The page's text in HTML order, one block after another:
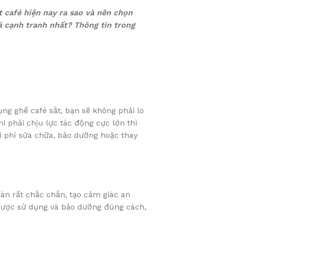
hiện nay ra sao và nên chọn
cạnh tranh nhất? Thông tin trong
ghế café sắt, bạn sẽ không phải lo
phải chịu lực tác động cực lớn thì
sửa chữa, bảo dưỡng hoặc thay
rất chắc chắn, tạo cảm giác an
sử dụng và bảo dưỡng đúng cách,